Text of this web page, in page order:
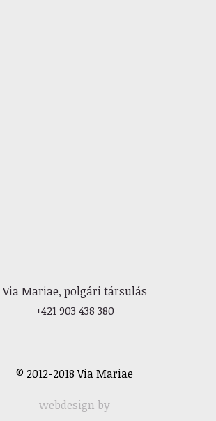
Via Mariae, polgári társulás
+421 903 438 380
© 2012-2018 Via Mariae
webdesign by